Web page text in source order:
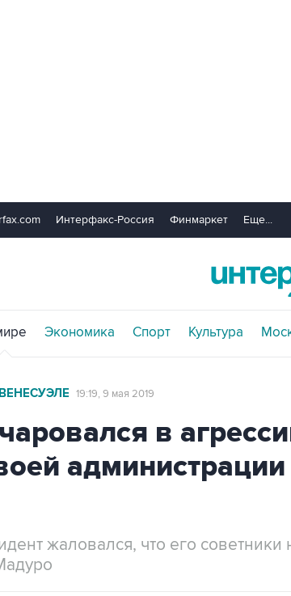
Интерфакс-Россия Финмаркет Еще...
Экономика Спорт Культура
19:19, 9 мая 2019
в
жаловался, что его